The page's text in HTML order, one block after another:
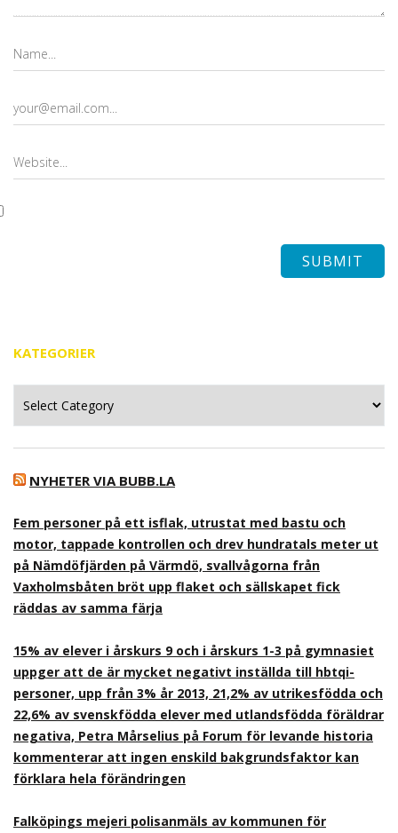
KATEGORIER
NYHETER VIA BUBB.LA
Fem personer på ett isflak, utrustat med bastu och
motor, tappade kontrollen och drev hundratals meter ut
på Nämdöfjärden på Värmdö, svallvågorna från
Vaxholmsbåten bröt upp flaket och sällskapet fick
räddas av samma färja
15% av elever i årskurs 9 och i årskurs 1-3 på gymnasiet
uppger att de är mycket negativt inställda till hbtqi-
personer, upp från 3% år 2013, 21,2% av utrikesfödda och
22,6% av svenskfödda elever med utlandsfödda föräldrar
negativa, Petra Mårselius på Forum för levande historia
kommenterar att ingen enskild bakgrundsfaktor kan
förklara hela förändringen
Falköpings mejeri polisanmäls av kommunen för